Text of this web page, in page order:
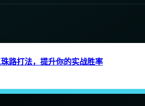
路打法，提升你的实战胜率